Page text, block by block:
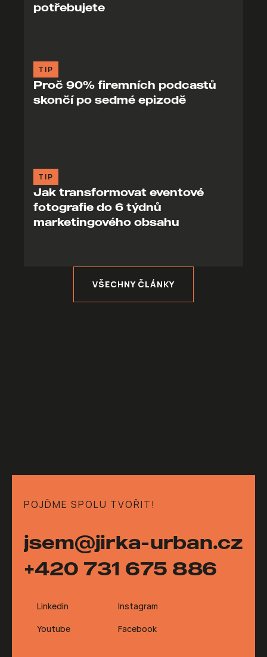
potřebujete
TIP
Proč 90% firemních podcastů
skončí po sedmé epizodě
TIP
Jak transformovat eventové
fotografie do 6 týdnů
marketingového obsahu
VŠECHNY ČLÁNKY
POJĎME SPOLU TVOŘIT!
jsem@jirka-urban.cz
+420 731 675 886
Linkedin
Instagram
Youtube
Facebook